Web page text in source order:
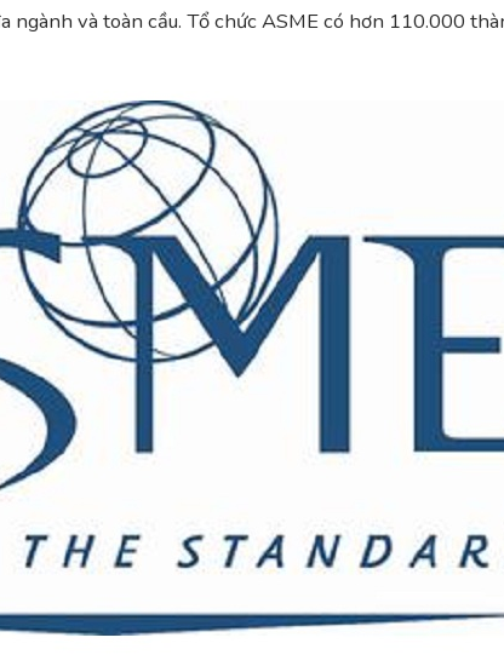
ngành và toàn cầu. Tổ chức ASME có hơn 110.000